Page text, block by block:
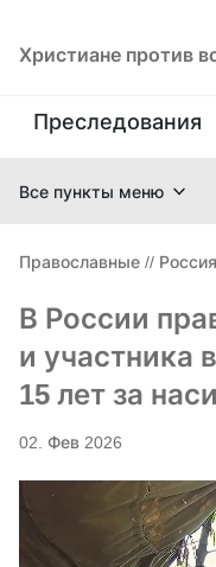
Христиане против
Преследования
Все пункты меню
Православные // Россия
В России
и участника
15 лет за
02. Фев 2026